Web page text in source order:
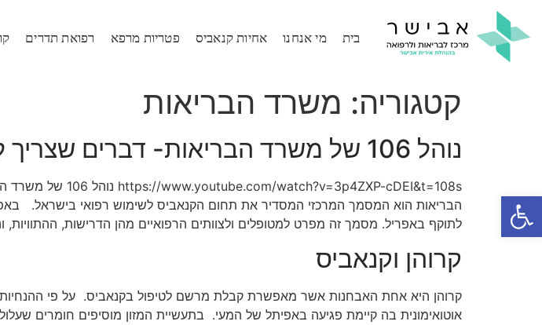
בית מי אנחנו אחיות קנאביס פטריות מרפא רפואת תדרים
קטגוריה: משרד הבריאות
נוהל 106 של משרד הבריאות- דברים שצריך לדעת
לתוקף באפריל. מסמך זה מפרט למטופלים ולצוותים הרפואיים מהן הדרישות, ההתוויות,
קרוהן וקנאביס
אוטואימונית בה קיימת פגיעה באפיתל של המעי. בתעשיית המזון מוסיפים חומרים
פתח סרגל נגישות